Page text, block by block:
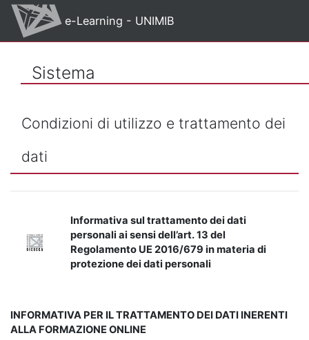
Vai al contenuto principale
e-Learning - UNIMIB
Sistema
Condizioni di utilizzo e trattamento dei
dati
Informativa sul trattamento dei dati
personali ai sensi dell’art. 13 del
Regolamento UE 2016/679 in materia di
protezione dei dati personali
INFORMATIVA PER IL TRATTAMENTO DEI DATI INERENTI
ALLA FORMAZIONE ONLINE